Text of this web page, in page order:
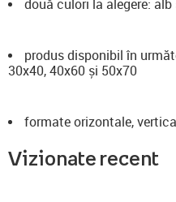
două culori la alegere: alb
produs disponibil în
30x40, 40x60 și 50x70
formate orizontale,
Vizionate recent